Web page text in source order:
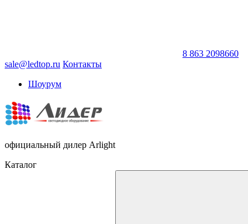
8 863 2098660
sale@ledtop.ru Контакты
Шоурум
официальный дилер Arlight
Каталог